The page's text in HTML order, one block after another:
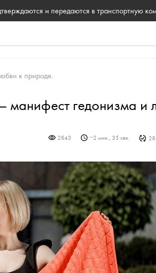
и передаются в транспортную
к природе.
манифест гедонизма и
2843 ~2 мин., 35 сек.